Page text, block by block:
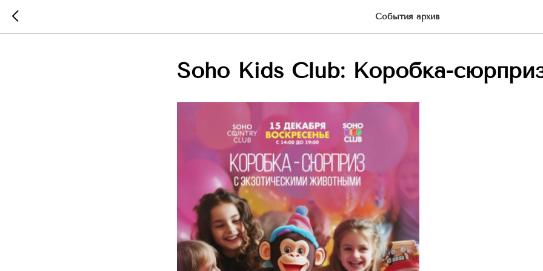
События архив
Soho Kids Club: Коробка-